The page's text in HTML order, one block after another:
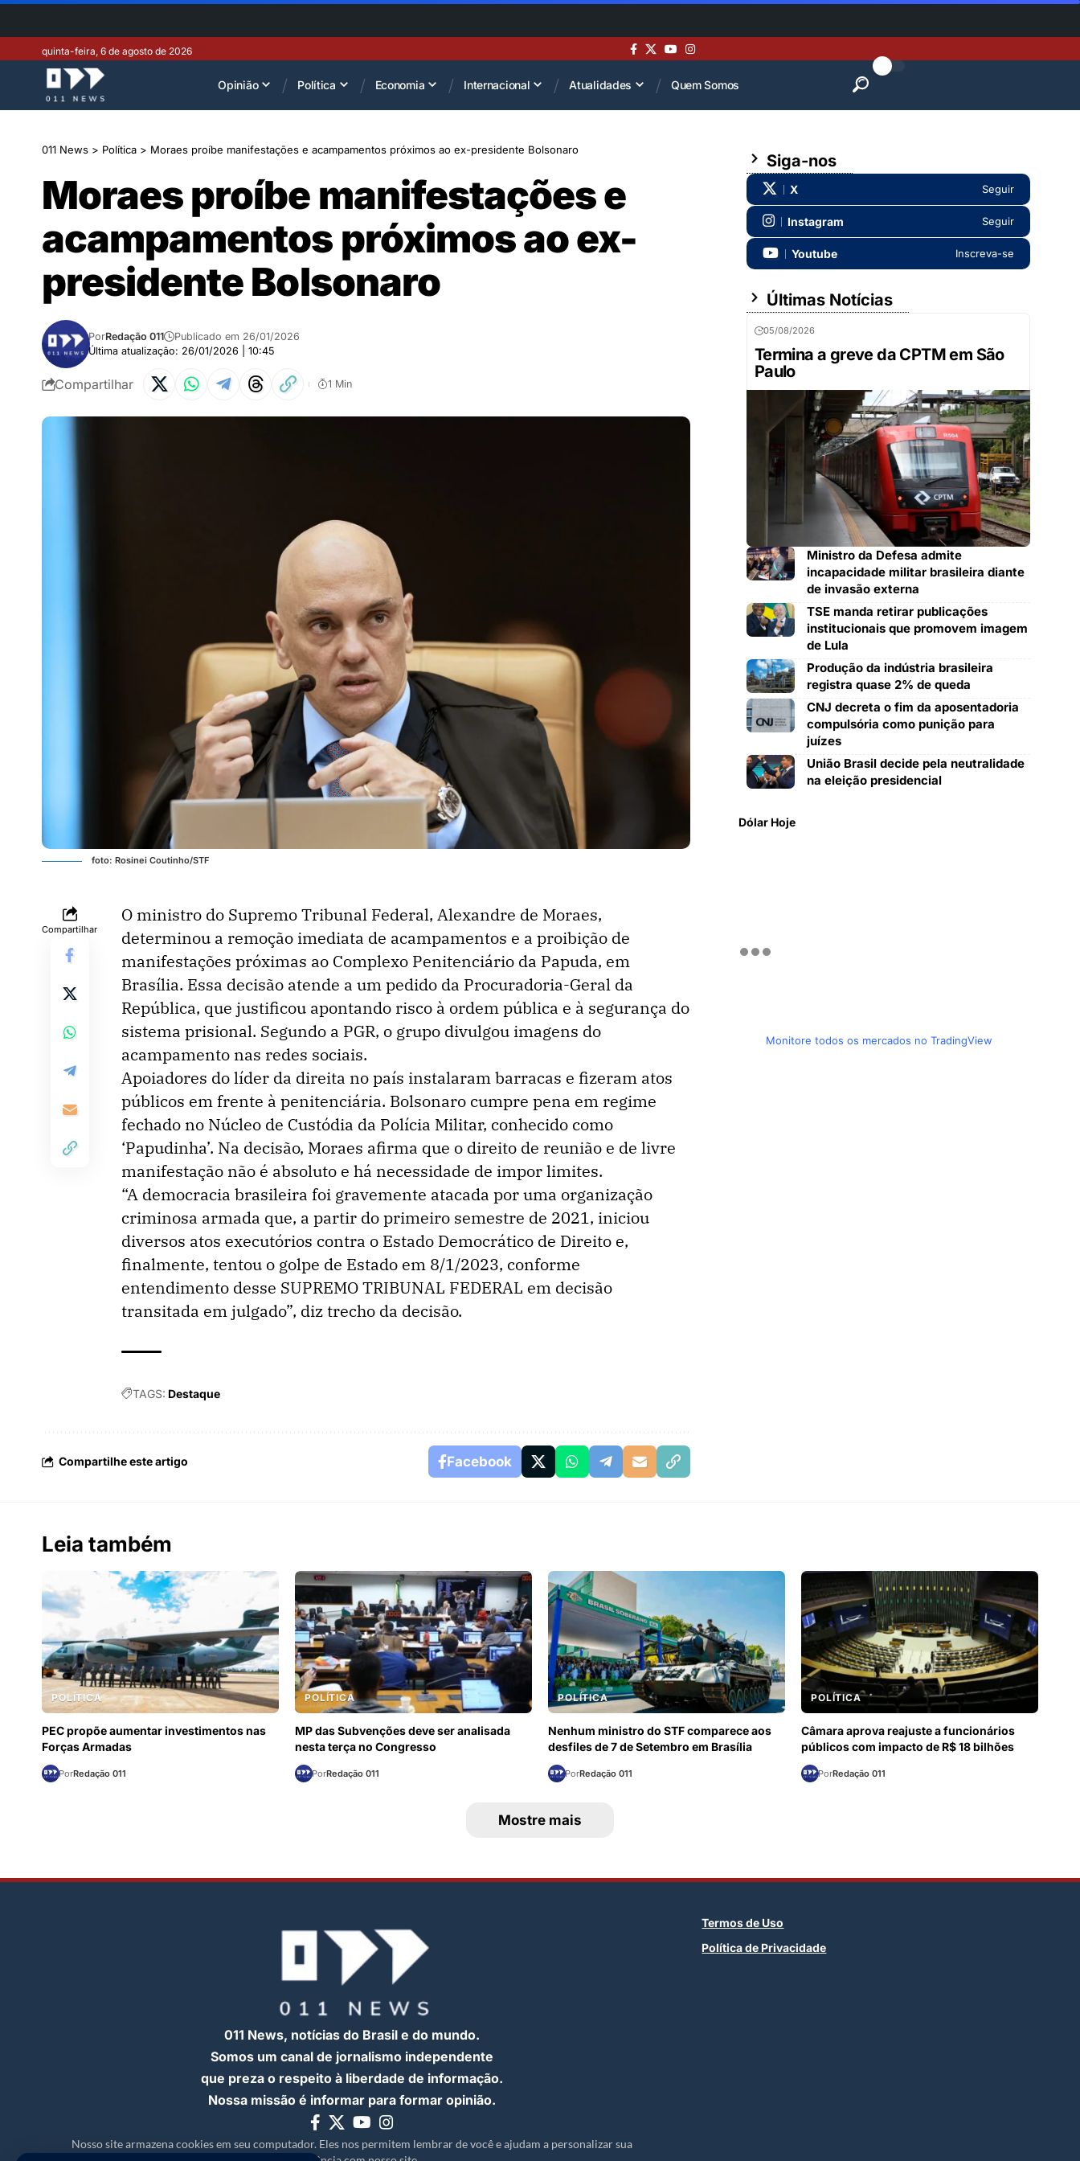
quinta-feira, 6 de agosto de 2026
Opinião Política Economia Internacional Atualidades Quem Somos
011 News > Política > Moraes proíbe manifestações e acampamentos próximos ao ex-presidente Bolsonaro
Moraes proíbe manifestações e
acampamentos próximos ao ex-
presidente Bolsonaro
Última atualização: 26/01/2026 | 10:45
PorRedação 011 Publicado em 26/01/2026
Compartilhar 1 Min
foto: Rosinei Coutinho/STF
Compartilhar
O ministro do Supremo Tribunal Federal, Alexandre de Moraes,
determinou a remoção imediata de acampamentos e a proibição de
manifestações próximas ao Complexo Penitenciário da Papuda, em
Brasília. Essa decisão atende a um pedido da Procuradoria-Geral da
República, que justificou apontando risco à ordem pública e à segurança do
sistema prisional. Segundo a PGR, o grupo divulgou imagens do
acampamento nas redes sociais.
Apoiadores do líder da direita no país instalaram barracas e fizeram atos
públicos em frente à penitenciária. Bolsonaro cumpre pena em regime
fechado no Núcleo de Custódia da Polícia Militar, conhecido como
‘Papudinha’. Na decisão, Moraes afirma que o direito de reunião e de livre
manifestação não é absoluto e há necessidade de impor limites.
“A democracia brasileira foi gravemente atacada por uma organização
criminosa armada que, a partir do primeiro semestre de 2021, iniciou
diversos atos executórios contra o Estado Democrático de Direito e,
finalmente, tentou o golpe de Estado em 8/1/2023, conforme
entendimento desse SUPREMO TRIBUNAL FEDERAL em decisão
transitada em julgado”, diz trecho da decisão.
TAGS: Destaque
Compartilhe este artigo Facebook
Siga-nos
X Seguir
Instagram Seguir
Youtube Inscreva-se
Últimas Notícias
05/08/2026
Termina a greve da CPTM em São
Paulo
Ministro da Defesa admite
incapacidade militar brasileira diante
de invasão externa
TSE manda retirar publicações
institucionais que promovem imagem
de Lula
Produção da indústria brasileira
registra quase 2% de queda
CNJ decreta o fim da aposentadoria
compulsória como punição para
juízes
União Brasil decide pela neutralidade
na eleição presidencial
Dólar Hoje
Monitore todos os mercados no TradingView
Leia também
POLÍTICA
PEC propõe aumentar investimentos nas
Forças Armadas
PorRedação 011
POLÍTICA
MP das Subvenções deve ser analisada
nesta terça no Congresso
PorRedação 011
POLÍTICA
Nenhum ministro do STF comparece aos
desfiles de 7 de Setembro em Brasília
PorRedação 011
POLÍTICA
Câmara aprova reajuste a funcionários
públicos com impacto de R$ 18 bilhões
PorRedação 011
Mostre mais
011 News, notícias do Brasil e do mundo.
Somos um canal de jornalismo independente
que preza o respeito à liberdade de informação.
Nossa missão é informar para formar opinião.
Nosso site armazena cookies em seu computador. Eles nos permitem lembrar de você e ajudam a personalizar sua
Termos de Uso
Política de Privacidade